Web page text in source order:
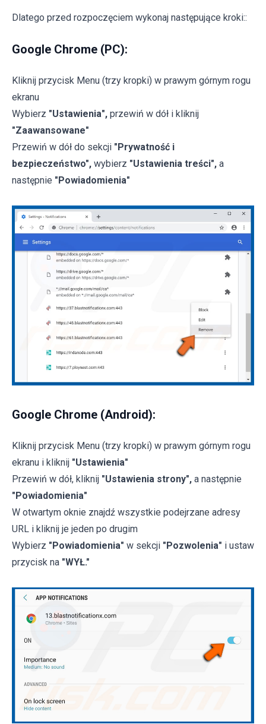
Dlatego przed rozpoczęciem wykonaj następujące kroki::
Google Chrome (PC):
Kliknij przycisk Menu (trzy kropki) w prawym górnym rogu
ekranu
Wybierz "Ustawienia", przewiń w dół i kliknij
"Zaawansowane"
Przewiń w dół do sekcji "Prywatność i
bezpieczeństwo", wybierz "Ustawienia treści", a
następnie "Powiadomienia"
Google Chrome (Android):
Kliknij przycisk Menu (trzy kropki) w prawym górnym rogu
ekranu i kliknij "Ustawienia"
Przewiń w dół, kliknij "Ustawienia strony", a następnie
"Powiadomienia"
W otwartym oknie znajdź wszystkie podejrzane adresy
URL i kliknij je jeden po drugim
Wybierz "Powiadomienia" w sekcji "Pozwolenia" i ustaw
przycisk na "WYŁ."